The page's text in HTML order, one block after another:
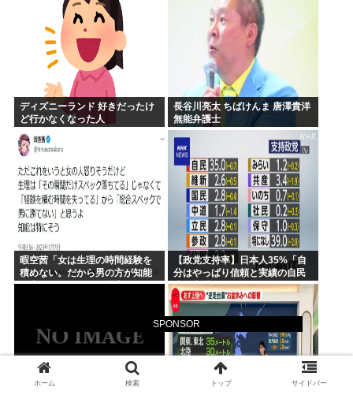
SPONSOR
ディズニーランド 好きだったけ
ど行かなくなった人
長谷川亮太 ちばけんま 唐澤貴洋
無能弁護士
暇空茜「女は生理の時間経験を
積めない。だから男の方が知能
が上w」 こいつって過去に何か
【政党支持率】日本人35%「自
分はやっぱり信頼と実績の自民
党を支持します」
ホーム 検索 トップ サイドバー